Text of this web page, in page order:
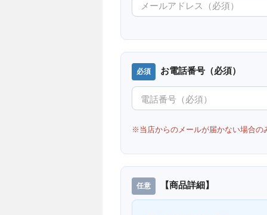
お電話番号（必須）
※当店からのメールが届かない場合の
【商品詳細】